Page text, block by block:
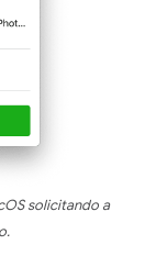
solicitando a